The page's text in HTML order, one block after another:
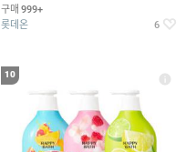
구매 999+
롯데온 6
10